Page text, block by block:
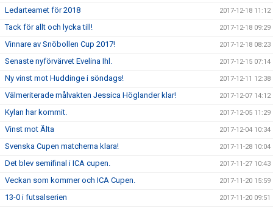
Ledarteamet för 2018 2017-12-18 11:12
Tack för allt och lycka till! 2017-12-18 09:29
Vinnare av Snöbollen Cup 2017! 2017-12-18 08:23
Senaste nyförvärvet Evelina Ihl. 2017-12-15 07:14
Ny vinst mot Huddinge i söndags! 2017-12-11 12:38
Välmeriterade målvakten Jessica Höglander klar! 2017-12-07 14:12
Kylan har kommit. 2017-12-05 11:29
Vinst mot Älta 2017-12-04 10:34
Svenska Cupen matcherna klara! 2017-11-28 10:04
Det blev semifinal i ICA cupen. 2017-11-27 10:43
Veckan som kommer och ICA Cupen. 2017-11-20 15:59
13-0 i futsalserien 2017-11-20 09:51